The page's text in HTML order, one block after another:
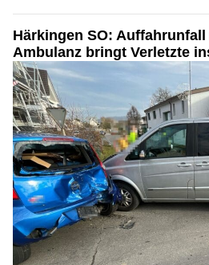
Härkingen SO:
Ambulanz bringt Verletzte